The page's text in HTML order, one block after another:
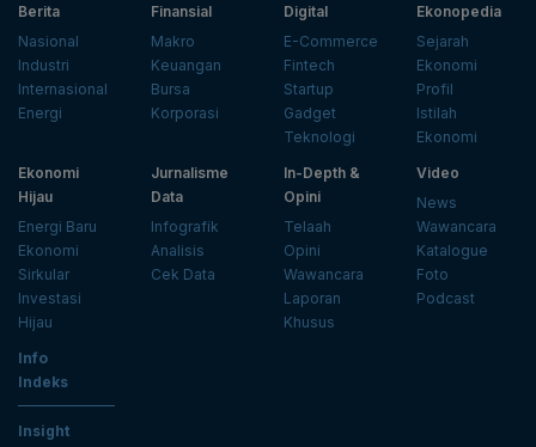
Berita
Nasional
Industri
Internasional
Energi
Finansial
Makro
Keuangan
Bursa
Korporasi
Digital
E-Commerce
Fintech
Startup
Gadget
Teknologi
Ekonopedia
Sejarah
Ekonomi
Profil
Istilah
Ekonomi
Ekonomi
Hijau
Energi Baru
Ekonomi
Sirkular
Investasi
Hijau
Jurnalisme
Data
Infografik
Analisis
Cek Data
In-Depth &
Opini
Telaah
Opini
Wawancara
Laporan
Khusus
Video
News
Wawancara
Katalogue
Foto
Podcast
Info
Indeks
Insight